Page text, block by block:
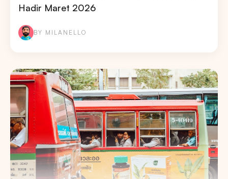
Hadir Maret 2026
BY MILANELLO